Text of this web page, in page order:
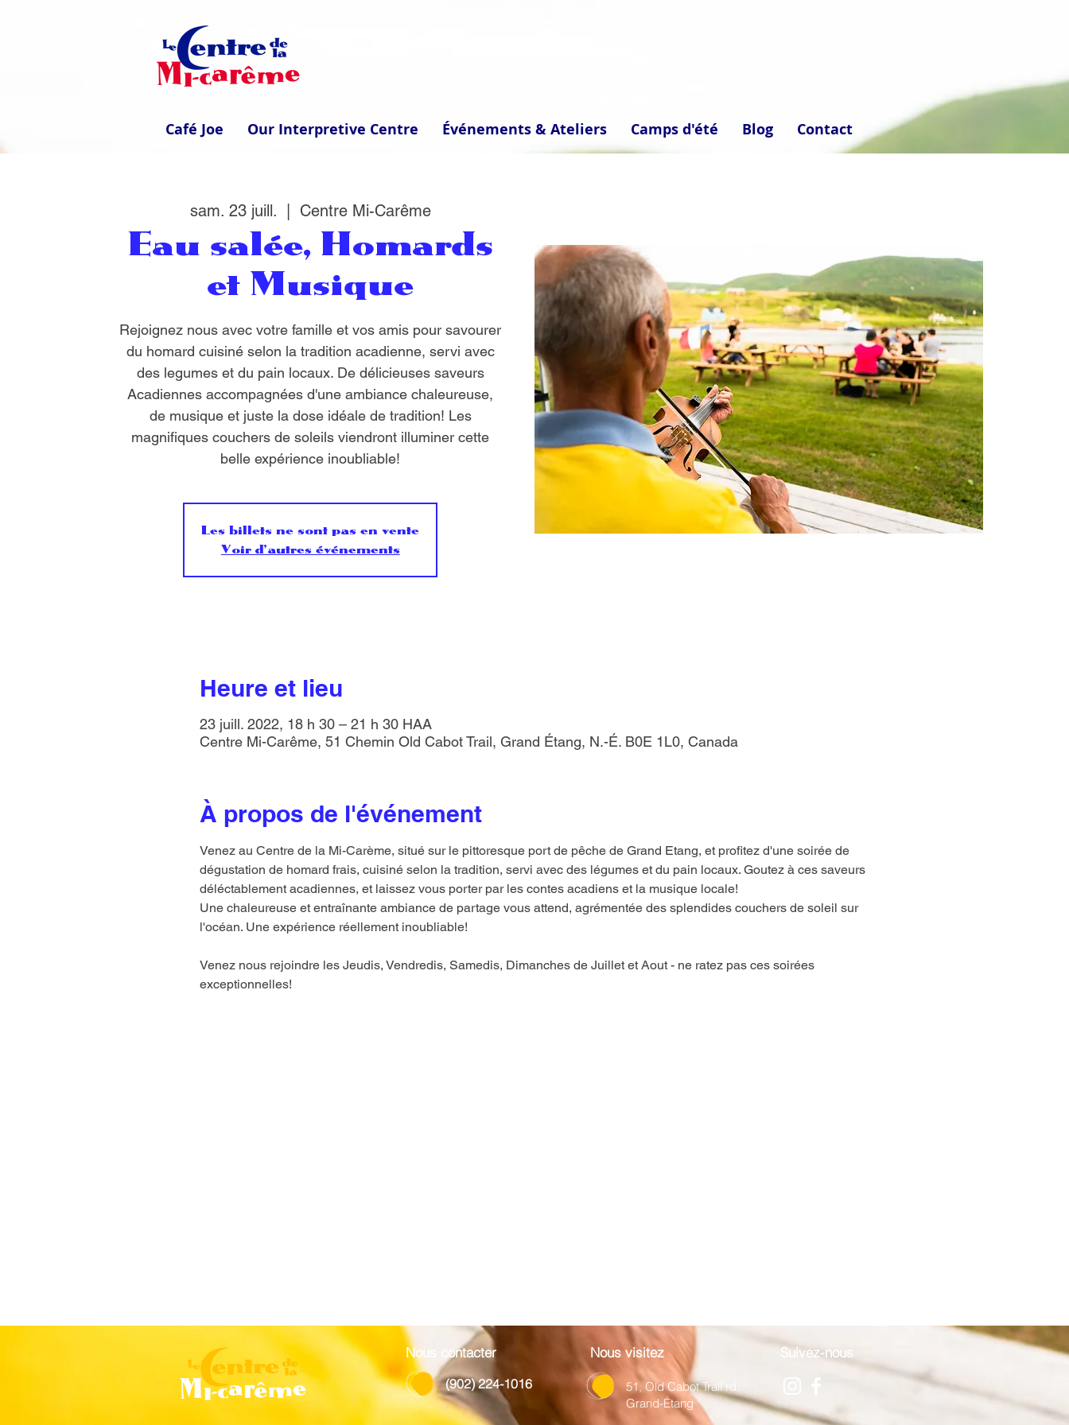
Café Joe Our Interpretive Centre Événements & Ateliers Camps d'été Blog Contact
sam. 23 juill. Centre Mi-Carême
Eau salée, Homards
et Musique
Rejoignez nous avec votre famille et vos amis pour savourer
du homard cuisiné selon la tradition acadienne, servi avec
des legumes et du pain locaux. De délicieuses saveurs
Acadiennes accompagnées d'une ambiance chaleureuse,
de musique et juste la dose idéale de tradition! Les
magnifiques couchers de soleils viendront illuminer cette
belle expérience inoubliable!
Les billets ne sont pas en vente
Voir d'autres événements
Heure et lieu
23 juill. 2022, 18 h 30 – 21 h 30 HAA
Centre Mi-Carême, 51 Chemin Old Cabot Trail, Grand Étang, N.-É. B0E 1L0, Canada
À propos de l'événement
Venez au Centre de la Mi-Carème, situé sur le pittoresque port de pêche de Grand Etang, et profitez d'une soirée de
dégustation de homard frais, cuisiné selon la tradition, servi avec des légumes et du pain locaux. Goutez à ces saveurs
déléctablement acadiennes, et laissez vous porter par les contes acadiens et la musique locale!
Une chaleureuse et entraînante ambiance de partage vous attend, agrémentée des splendides couchers de soleil sur
l'océan. Une expérience réellement inoubliable!
Venez nous rejoindre les Jeudis, Vendredis, Samedis, Dimanches de Juillet et Aout - ne ratez pas ces soirées
exceptionnelles!
Nous contacter
(902) 224-1016
Nous visitez
51, Old Cabot Trail rd.
Grand-Étang
Suivez-nous